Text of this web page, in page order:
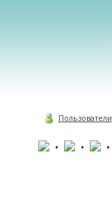
Пользователи
• • •